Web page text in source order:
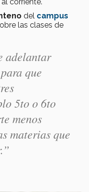
del campus
las clases de
adelantar
que
5to o 6to
menos
materias que